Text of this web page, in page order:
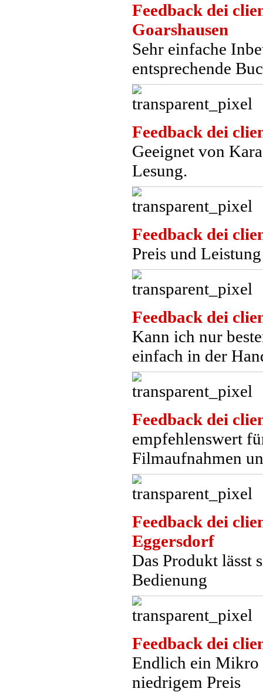
Feedback dei
Goarshausen
Sehr einfache
entsprechende
Feedback dei
Geeignet von
Lesung.
Feedback dei
Preis und
Feedback dei
Kann ich nur
einfach in der
Feedback dei
empfehlenswert
Filmaufnahmen
Feedback dei
Eggersdorf
Das Produkt lässt
Bedienung
Feedback dei
Endlich ein Mikro
niedrigem Preis